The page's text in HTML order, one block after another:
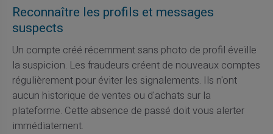
Reconnaître les profils et messages
suspects
Un compte créé récemment sans photo de profil éveille
la suspicion. Les fraudeurs créent de nouveaux comptes
régulièrement pour éviter les signalements. Ils n'ont
aucun historique de ventes ou d'achats sur la
plateforme. Cette absence de passé doit vous alerter
immédiatement.